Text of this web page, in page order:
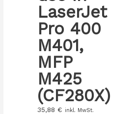
LaserJet
Pro 400
M401,
MFP
M425
(CF280X)
35,88 € inkl. MwSt.